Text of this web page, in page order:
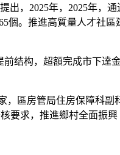
出，2025年，2025年，
個。推進高質量人才社
构，超額完成市下達金
區房管局住房保障科副科
要求，推進鄉村全面振